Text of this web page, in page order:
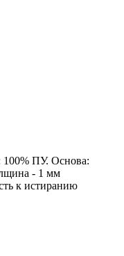
100% ПУ. Основа:
- 1 мм
к истиранию